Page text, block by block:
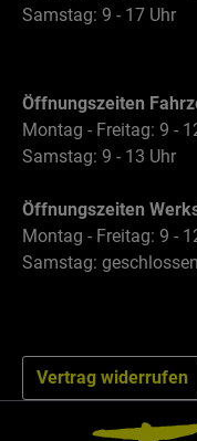
Samstag: 9 - 17 Uhr
Öffnungszeiten
Montag - Freitag: 9 -
Samstag: 9 - 13 Uhr
Öffnungszeiten
Montag - Freitag: 9 -
Samstag: geschlossen
Vertrag widerrufen